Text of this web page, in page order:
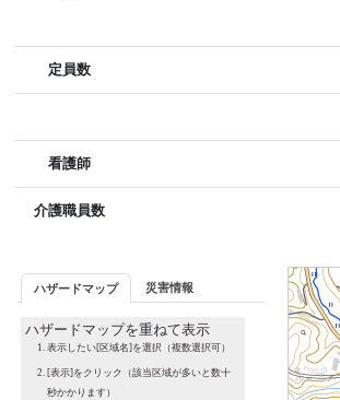
定員数
看護師
介護職員数
ハザードマップ 災害情報
ハザードマップを重ねて表示
表示したい[区域名]を選択（複数選択可）
[表示]をクリック（該当区域が多いと数十
秒かかります）